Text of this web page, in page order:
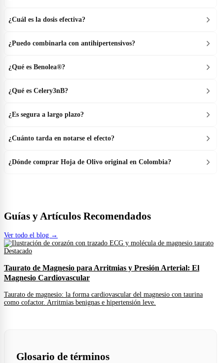
¿Cuál es la dosis efectiva?
¿Puedo combinarla con antihipertensivos?
¿Qué es Benolea®?
¿Qué es Celery3nB?
¿Es segura a largo plazo?
¿Cuánto tarda en notarse el efecto?
¿Dónde comprar Hoja de Olivo original en Colombia?
Guías y Artículos Recomendados
Ver todo el blog →
Destacado
Taurato de Magnesio para Arritmias y Presión Arterial: El
Magnesio Cardiovascular
Taurato de magnesio: la forma cardiovascular del magnesio con taurina
como cofactor. Arritmias benignas e hipertensión leve.
Glosario de términos